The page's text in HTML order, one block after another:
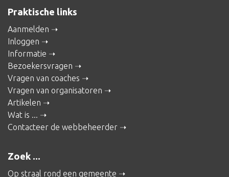
Praktische links
Aanmelden
Inloggen
Informatie
Bezoekersvragen
Vragen van coaches
Vragen van organisatoren
Artikelen
Wat is ...
Contacteer de webbeheerder
Zoek ...
Op straal rond een gemeente